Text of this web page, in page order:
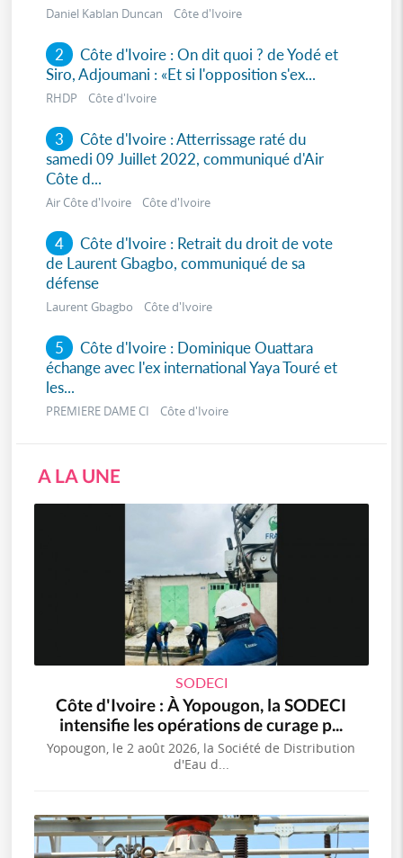
Daniel Kablan Duncan Côte d'Ivoire
2 Côte d'Ivoire : On dit quoi ? de Yodé et
Siro, Adjoumani : «Et si l'opposition s'ex...
RHDP Côte d'Ivoire
3 Côte d'Ivoire : Atterrissage raté du
samedi 09 Juillet 2022, communiqué d'Air
Côte d...
Air Côte d'Ivoire Côte d'Ivoire
4 Côte d'Ivoire : Retrait du droit de vote
de Laurent Gbagbo, communiqué de sa
défense
Laurent Gbagbo Côte d'Ivoire
5 Côte d'Ivoire : Dominique Ouattara
échange avec l'ex international Yaya Touré et
les...
PREMIERE DAME CI Côte d'Ivoire
A LA UNE
SODECI
Côte d'Ivoire : À Yopougon, la SODECI
intensifie les opérations de curage p...
Yopougon, le 2 août 2026, la Société de Distribution
d'Eau d...